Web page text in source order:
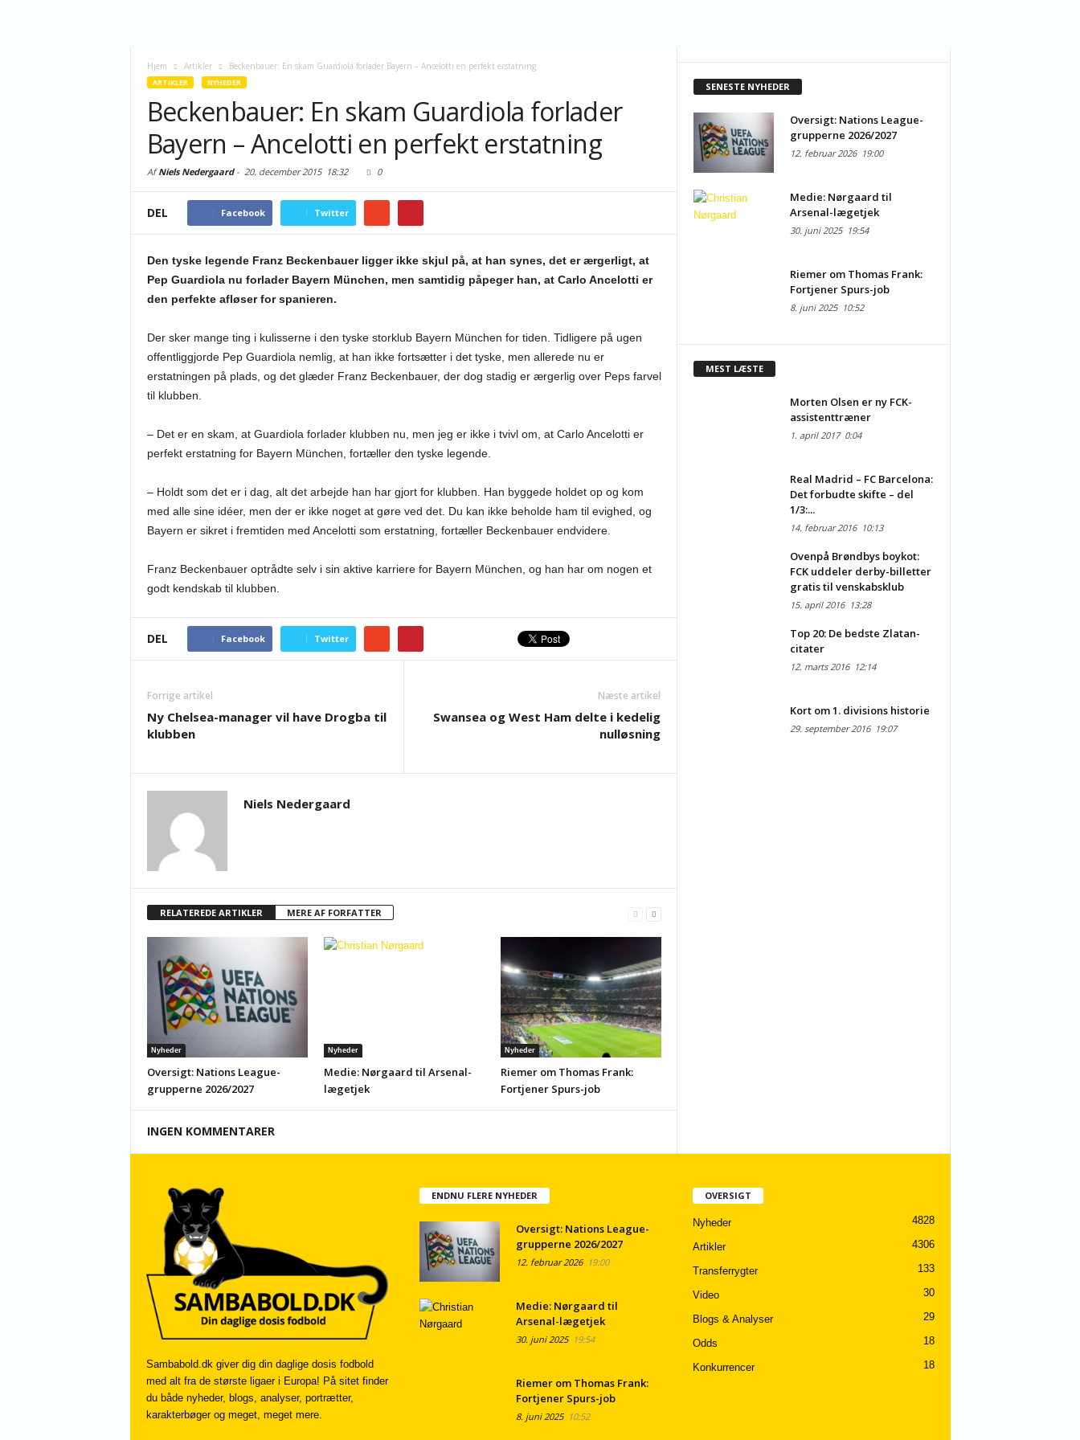
Hjem Artikler Beckenbauer: En skam Guardiola forlader Bayern – Ancelotti en perfekt erstatning
ARTIKLER NYHEDER
Beckenbauer: En skam Guardiola forlader
Bayern – Ancelotti en perfekt erstatning
AfNiels Nedergaard- 20. december 201518:32 0
DEL Facebook Twitter
Den tyske legende Franz Beckenbauer ligger ikke skjul på, at han synes, det er ærgerligt, at
Pep Guardiola nu forlader Bayern München, men samtidig påpeger han, at Carlo Ancelotti er
den perfekte afløser for spanieren.
Der sker mange ting i kulisserne i den tyske storklub Bayern München for tiden. Tidligere på ugen
offentliggjorde Pep Guardiola nemlig, at han ikke fortsætter i det tyske, men allerede nu er
erstatningen på plads, og det glæder Franz Beckenbauer, der dog stadig er ærgerlig over Peps farvel
til klubben.
– Det er en skam, at Guardiola forlader klubben nu, men jeg er ikke i tvivl om, at Carlo Ancelotti er
perfekt erstatning for Bayern München, fortæller den tyske legende.
– Holdt som det er i dag, alt det arbejde han har gjort for klubben. Han byggede holdet op og kom
med alle sine idéer, men der er ikke noget at gøre ved det. Du kan ikke beholde ham til evighed, og
Bayern er sikret i fremtiden med Ancelotti som erstatning, fortæller Beckenbauer endvidere.
Franz Beckenbauer optrådte selv i sin aktive karriere for Bayern München, og han har om nogen et
godt kendskab til klubben.
DEL Facebook Twitter
Forrige artikel
Ny Chelsea-manager vil have Drogba til
klubben
Næste artikel
Swansea og West Ham delte i kedelig
nulløsning
Niels Nedergaard
RELATEREDE ARTIKLER MERE AF FORFATTER
Nyheder
Oversigt: Nations League-
grupperne 2026/2027
Nyheder
Medie: Nørgaard til Arsenal-
lægetjek
Nyheder
Riemer om Thomas Frank:
Fortjener Spurs-job
INGEN KOMMENTARER
SENESTE NYHEDER
Oversigt: Nations League-
grupperne 2026/2027
12. februar 202619:00
Medie: Nørgaard til
Arsenal-lægetjek
30. juni 202519:54
Riemer om Thomas Frank:
Fortjener Spurs-job
8. juni 202510:52
MEST LÆSTE
Morten Olsen er ny FCK-
assistenttræner
1. april 20170:04
Real Madrid – FC Barcelona:
Det forbudte skifte – del
1/3:...
14. februar 201610:13
Ovenpå Brøndbys boykot:
FCK uddeler derby-billetter
gratis til venskabsklub
15. april 201613:28
Top 20: De bedste Zlatan-
citater
12. marts 201612:14
Kort om 1. divisions historie
29. september 201619:07
Sambabold.dk giver dig din daglige dosis fodbold
med alt fra de største ligaer i Europa! På sitet finder
du både nyheder, blogs, analyser, portrætter,
karakterbøger og meget, meget mere.
ENDNU FLERE NYHEDER
Oversigt: Nations League-
grupperne 2026/2027
12. februar 202619:00
Medie: Nørgaard til
Arsenal-lægetjek
30. juni 202519:54
Riemer om Thomas Frank:
Fortjener Spurs-job
8. juni 202510:52
OVERSIGT
Nyheder 4828
Artikler 4306
Transferrygter 133
Video 30
Blogs & Analyser 29
Odds 18
Konkurrencer 18